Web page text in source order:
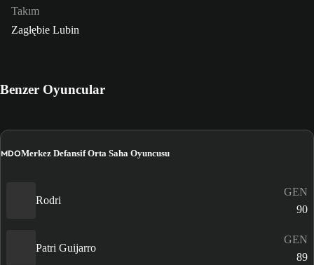
Takım
Zagłębie Lubin
Benzer Oyuncular
MDOMerkez Defansif Orta Saha Oyuncusu
Rodri
GEN
90
Patri Guijarro
GEN
89